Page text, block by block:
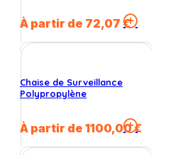
À partir de 72,07 € Ce
a
être
choisies
Chaise de Surveillance
Polypropylène
À partir de 1100,00€Ce